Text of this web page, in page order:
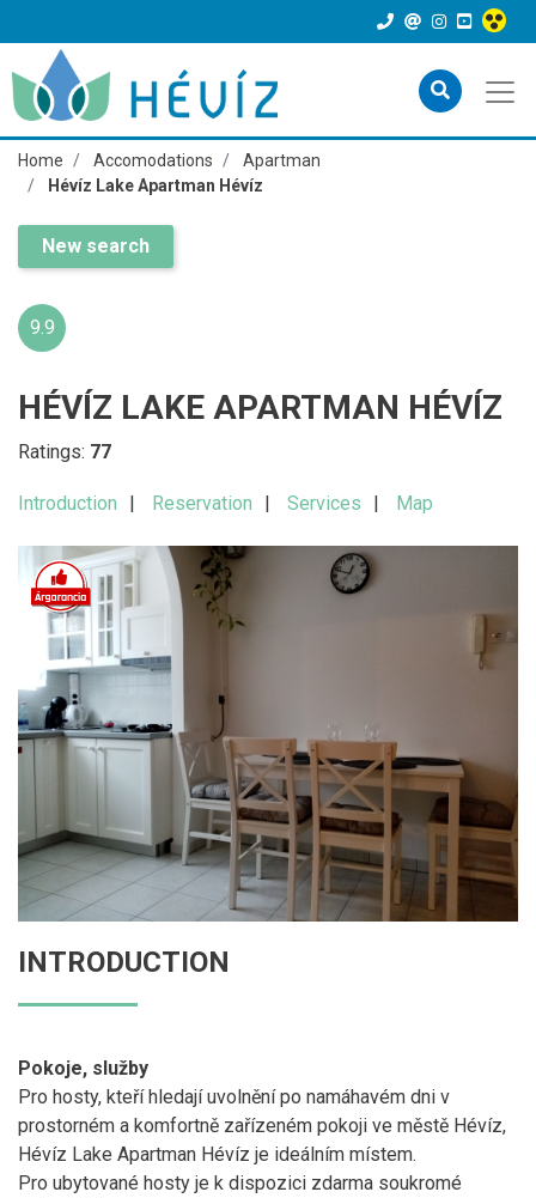
Home Accomodations
Apartman
Hévíz Lake Apartman Hévíz
New search
9.9
HÉVÍZ LAKE APARTMAN HÉVÍZ
Ratings: 77
Introduction Reservation Services Map
INTRODUCTION
Pokoje, služby
Pro hosty, kteří hledají uvolnění po namáhavém dni v
prostorném a komfortně zařízeném pokoji ve městě Hévíz,
Hévíz Lake Apartman Hévíz je ideálním místem.
Pro ubytované hosty je k dispozici zdarma soukromé